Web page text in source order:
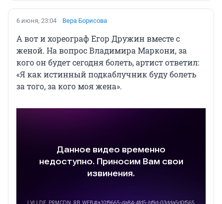
6 июня, 23:04 Вера Борисова
А вот и хореограф Егор Дружин вместе с
женой. На вопрос Владимира Маркони, за
кого он будет сегодня болеть, артист ответил:
«Я как истинный подкаблучник буду болеть
за того, за кого моя жена».